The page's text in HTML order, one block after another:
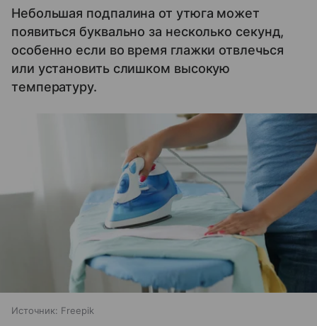
Небольшая подпалина от утюга может
появиться буквально за несколько секунд,
особенно если во время глажки отвлечься
или установить слишком высокую
температуру.
Источник: Freepik